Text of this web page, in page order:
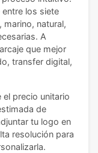
entre los siete
natural,
A
que mejor
transfer digital,
el precio unitario
de
tu logo en
resolución para